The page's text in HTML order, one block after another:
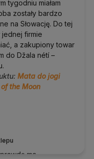
plamy potu,
znak. Nie wpływa to
niż na zdjęciach
studyjnym świetle.
zaletę.
produkt spełnia
nie zawiera toksycznych
ma
tygodniu miałam
zostały bardzo
na Słowację. Do tej
firmie
a zakupiony towar
do Džala nétí –
Mata do jogi
the Moon